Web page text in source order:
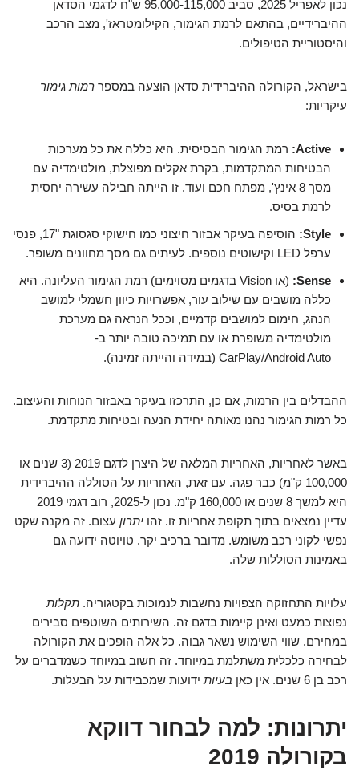
נכון לאפריל 2025, סביב 95,000-115,000 ש"ח לדגמי הסדאן
ההיברידיים, בהתאם לרמת הגימור, הקילומטראז', מצב הרכב
והיסטוריית הטיפולים.
בישראל, הקורולה ההיברידית סדאן הוצעה במספר רמות גימור
עיקריות:
Active: רמת הגימור הבסיסית. היא כללה את כל מערכות
הבטיחות המתקדמות, בקרת אקלים מפוצלת, מולטימדיה עם
מסך 8 אינץ', מפתח חכם ועוד. זו הייתה חבילה עשירה יחסית
לרמת בסיס.
Style:
הוסיפה בעיקר אבזור חיצוני כמו חישוקי סגסוגת "17, פנסי
ערפל LED וקישוטים נוספים. לעיתים גם מסך מחוונים משופר.
Sense:
(או Vision בדגמים מסוימים) רמת הגימור העליונה. היא
כללה מושבים עם שילוב עור, אפשרויות כיוון חשמלי למושב
הנהג, חימום למושבים קדמיים, וככל הנראה גם מערכת
מולטימדיה משופרת או עם תמיכה טובה יותר ב-
CarPlay/Android Auto (במידה והייתה זמינה).
ההבדלים בין הרמות, אם כן, התרכזו בעיקר באבזור הנוחות והעיצוב.
כל רמות הגימור נהנו מאותה יחידת הנעה ובטיחות מתקדמת.
באשר לאחריות, האחריות המלאה של היצרן לדגם 2019 (3 שנים או
100,000 ק"מ) כבר פגה. עם זאת, האחריות על הסוללה ההיברידית
היא למשך 8 שנים או 160,000 ק"מ. נכון ל-2025, רוב דגמי 2019
עדיין נמצאים בתוך תקופת אחריות זו. זהו יתרון עצום. זה מקנה שקט
נפשי לקוני רכב משומש. מדובר ברכיב יקר. טויוטה ידועה גם
באמינות הסוללות שלה.
עלויות התחזוקה הצפויות נחשבות לנמוכות בקטגוריה. תקלות
נפוצות כמעט ואינן קיימות בדגם זה. השירותים השוטפים סבירים
במחירם. שווי השימוש נשאר גבוה. כל אלה הופכים את הקורולה
לבחירה כלכלית משתלמת במיוחד. זה חשוב במיוחד כשמדברים על
רכב בן 6 שנים. אין כאן
בעיות ידועות שמכבידות על הבעלות.
יתרונות: למה לבחור דווקא
בקורולה 2019